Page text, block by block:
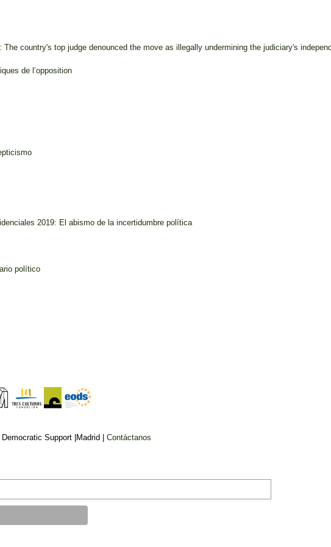
country's top judge denounced the move as illegally undermining the judiciary's
de l’opposition
2019: El abismo de la incertidumbre política
político
Support |Madrid | Contáctanos